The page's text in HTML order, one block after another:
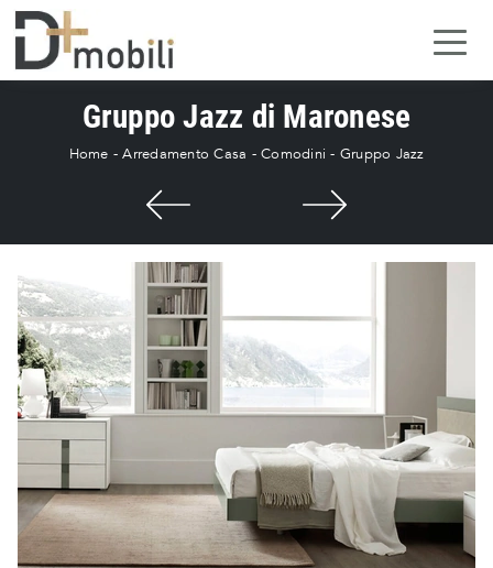
Gruppo Jazz di Maronese
Home -Arredamento Casa - Comodini - Gruppo Jazz